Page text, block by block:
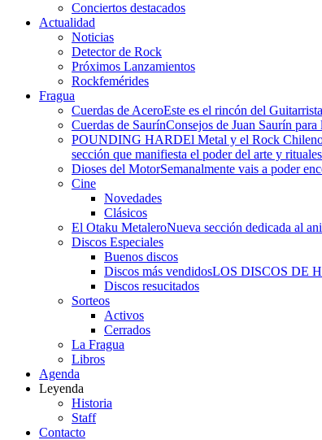
Conciertos destacados
Actualidad
Noticias
Detector de Rock
Próximos Lanzamientos
Rockfemérides
Fragua
Cuerdas de AceroEste es el rincón del
Cuerdas de SaurínConsejos de Juan Saurín
POUNDING HARDEl Metal y el Rock
sección que manifiesta el poder del arte y
Dioses del MotorSemanalmente vais a poder
Cine
Novedades
Clásicos
El Otaku MetaleroNueva sección dedicada al
Discos Especiales
Buenos discos
Discos más vendidosLOS DISCOS DE
Discos resucitados
Sorteos
Activos
Cerrados
La Fragua
Libros
Agenda
Leyenda
Historia
Staff
Contacto